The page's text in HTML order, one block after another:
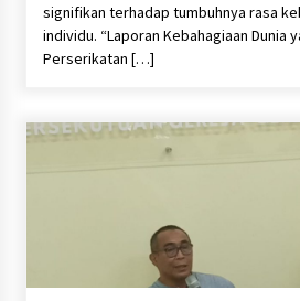
signifikan terhadap tumbuhnya rasa
individu. “Laporan Kebahagiaan Dunia
Perserikatan […]